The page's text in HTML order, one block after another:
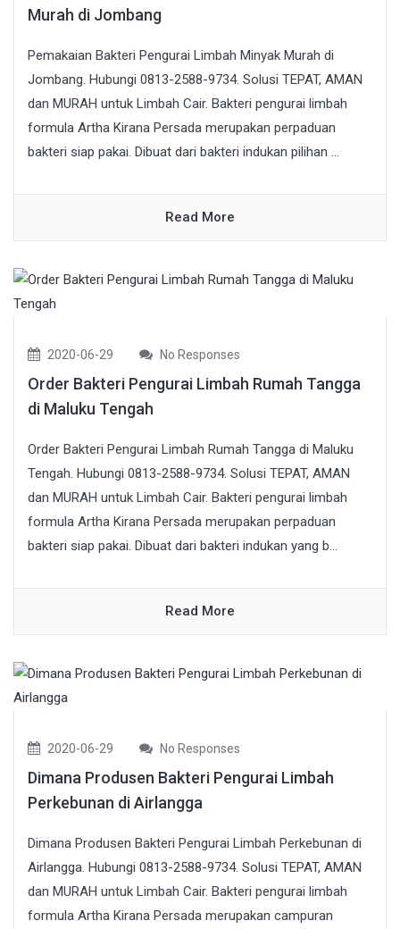
Murah di Jombang
Pemakaian Bakteri Pengurai Limbah Minyak Murah di
Jombang. Hubungi 0813-2588-9734. Solusi TEPAT, AMAN
dan MURAH untuk Limbah Cair. Bakteri pengurai limbah
formula Artha Kirana Persada merupakan perpaduan
bakteri siap pakai. Dibuat dari bakteri indukan pilihan ...
Read More
2020-06-29 No Responses
Order Bakteri Pengurai Limbah Rumah Tangga
di Maluku Tengah
Order Bakteri Pengurai Limbah Rumah Tangga di Maluku
Tengah. Hubungi 0813-2588-9734. Solusi TEPAT, AMAN
dan MURAH untuk Limbah Cair. Bakteri pengurai limbah
formula Artha Kirana Persada merupakan perpaduan
bakteri siap pakai. Dibuat dari bakteri indukan yang b...
Read More
2020-06-29 No Responses
Dimana Produsen Bakteri Pengurai Limbah
Perkebunan di Airlangga
Dimana Produsen Bakteri Pengurai Limbah Perkebunan di
Airlangga. Hubungi 0813-2588-9734. Solusi TEPAT, AMAN
dan MURAH untuk Limbah Cair. Bakteri pengurai limbah
formula Artha Kirana Persada merupakan campuran